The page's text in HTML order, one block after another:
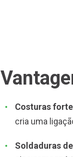
Costuras
cria uma
Soldaduras